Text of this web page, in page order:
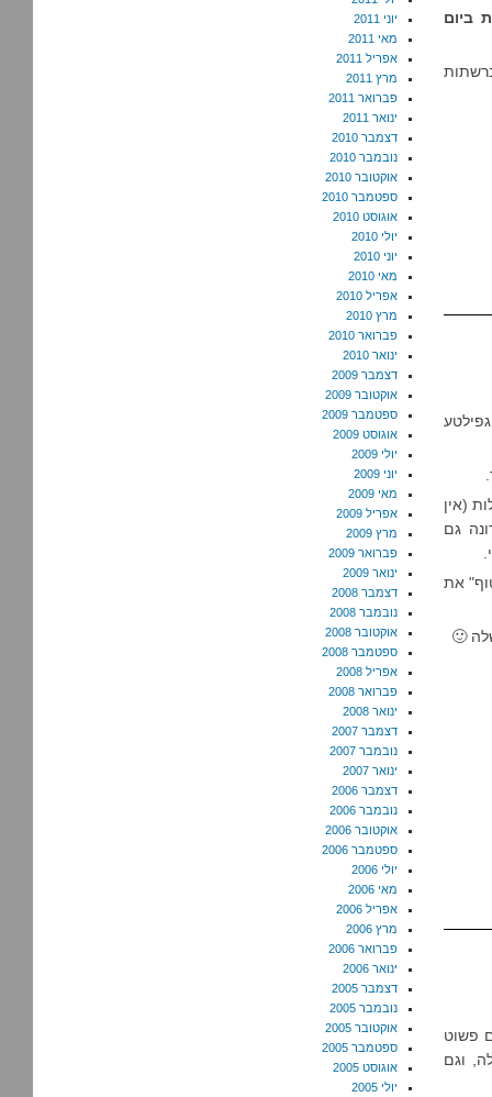
ביום
(אין
גם
את
🙂
פשוט
וגם
יוני 2011
מאי 2011
אפריל 2011
מרץ 2011
פברואר 2011
ינואר 2011
דצמבר 2010
נובמבר 2010
אוקטובר 2010
ספטמבר 2010
אוגוסט 2010
יולי 2010
יוני 2010
מאי 2010
אפריל 2010
מרץ 2010
פברואר 2010
ינואר 2010
דצמבר 2009
אוקטובר 2009
ספטמבר 2009
אוגוסט 2009
יולי 2009
יוני 2009
מאי 2009
אפריל 2009
מרץ 2009
פברואר 2009
ינואר 2009
דצמבר 2008
נובמבר 2008
אוקטובר 2008
ספטמבר 2008
אפריל 2008
פברואר 2008
ינואר 2008
דצמבר 2007
נובמבר 2007
ינואר 2007
דצמבר 2006
נובמבר 2006
אוקטובר 2006
ספטמבר 2006
יולי 2006
מאי 2006
אפריל 2006
מרץ 2006
פברואר 2006
ינואר 2006
דצמבר 2005
נובמבר 2005
אוקטובר 2005
ספטמבר 2005
אוגוסט 2005
יולי 2005